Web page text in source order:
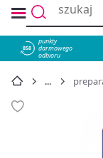
858
punkty
darmowego
odbioru
preparaty